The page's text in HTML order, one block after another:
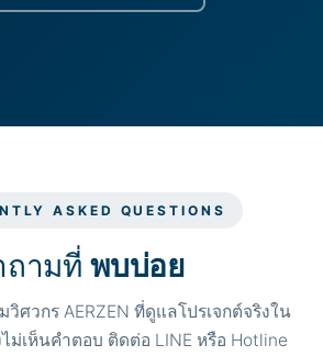
ASKED QUESTIONS
ถามที่พบบ่อย
ศวกร AERZEN ที่ดูแลโปรเจกต์จริงใน
ม่เห็นคำตอบ ติดต่อ LINE หรือ Hotline